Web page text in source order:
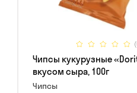
Чипсы кукурузные
вкусом сыра, 100г
Чипсы